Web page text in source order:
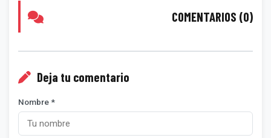
COMENTARIOS (0)
Deja tu comentario
Nombre *